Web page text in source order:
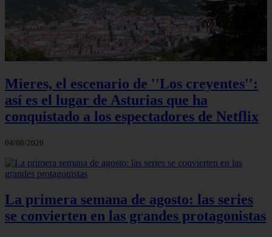
Mieres, el escenario de ''Los creyentes'':
así es el lugar de Asturias que ha
conquistado a los espectadores de Netflix
04/08/2026
La primera semana de agosto: las series
se convierten en las grandes protagonistas